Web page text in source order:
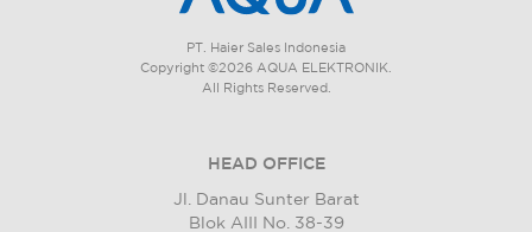
PT. Haier Sales Indonesia
Copyright ©2026 AQUA ELEKTRONIK.
All Rights Reserved.
HEAD OFFICE
Jl. Danau Sunter Barat
Blok AIII No. 38-39